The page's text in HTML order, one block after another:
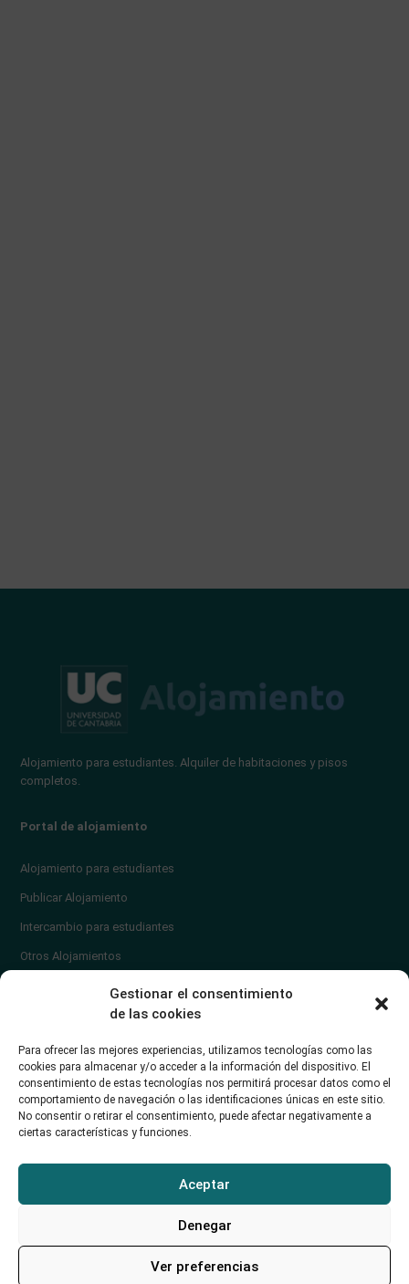
Gestionar el consentimiento
de las cookies
Para ofrecer las mejores experiencias, utilizamos tecnologías como las
cookies para almacenar y/o acceder a la información del dispositivo. El
consentimiento de estas tecnologías nos permitirá procesar datos como el
comportamiento de navegación o las identificaciones únicas en este sitio.
No consentir o retirar el consentimiento, puede afectar negativamente a
ciertas características y funciones.
Aceptar
Denegar
Ver preferencias
Alojamiento para estudiantes. Alquiler de habitaciones y pisos
completos.
Portal de alojamiento
Alojamiento para estudiantes
Publicar Alojamiento
Intercambio para estudiantes
Otros Alojamientos
¿Cómo publicar un anuncio?
Contacto
soporte@alojamientounican.es
Alojamiento Universidad de Cantabria Copyright © 2023​